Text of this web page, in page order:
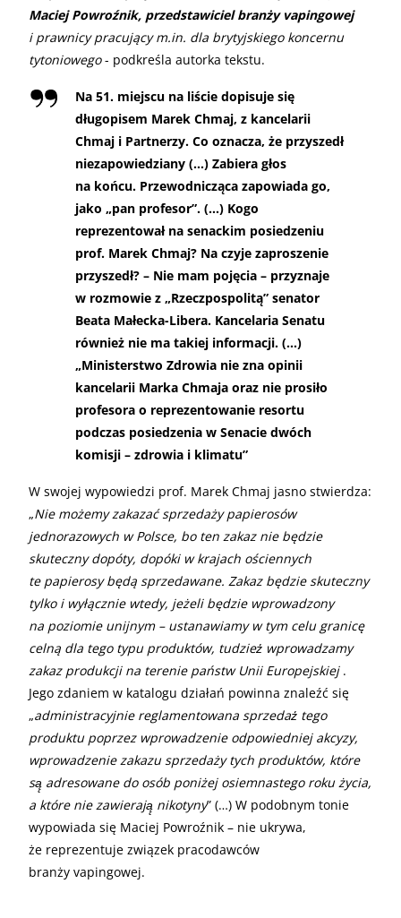
Maciej Powroźnik, przedstawiciel branży vapingowej
i prawnicy pracujący m.in. dla brytyjskiego koncernu
tytoniowego- podkreśla autorka tekstu.
Na 51. miejscu na liście dopisuje się
długopisem Marek Chmaj, z kancelarii
Chmaj i Partnerzy. Co oznacza, że przyszedł
niezapowiedziany (…) Zabiera głos
na końcu. Przewodnicząca zapowiada go,
jako „pan profesor”. (…) Kogo
reprezentował na senackim posiedzeniu
prof. Marek Chmaj? Na czyje zaproszenie
przyszedł? – Nie mam pojęcia – przyznaje
w rozmowie z „Rzeczpospolitą” senator
Beata Małecka-Libera. Kancelaria Senatu
również nie ma takiej informacji. (…)
„Ministerstwo Zdrowia nie zna opinii
kancelarii Marka Chmaja oraz nie prosiło
profesora o reprezentowanie resortu
podczas posiedzenia w Senacie dwóch
komisji – zdrowia i klimatu”
W swojej wypowiedzi prof. Marek Chmaj jasno stwierdza:
„Nie możemy zakazać sprzedaży papierosów
jednorazowych w Polsce, bo ten zakaz nie będzie
skuteczny dopóty, dopóki w krajach ościennych
te papierosy będą sprzedawane. Zakaz będzie skuteczny
tylko i wyłącznie wtedy, jeżeli będzie wprowadzony
na poziomie unijnym – ustanawiamy w tym celu granicę
celną dla tego typu produktów, tudzież̇ wprowadzamy
zakaz produkcji na terenie państw Unii Europejskiej.
Jego zdaniem w katalogu działań powinna znaleźć się
„administracyjnie reglamentowana sprzedaż̇ tego
produktu poprzez wprowadzenie odpowiedniej akcyzy,
wprowadzenie zakazu sprzedaży tych produktów, które
są̨ adresowane do osób poniżej osiemnastego roku życia,
a które nie zawierają̨ nikotyny” (…) W podobnym tonie
wypowiada się Maciej Powroźnik – nie ukrywa,
że reprezentuje związek pracodawców
branży vapingowej.